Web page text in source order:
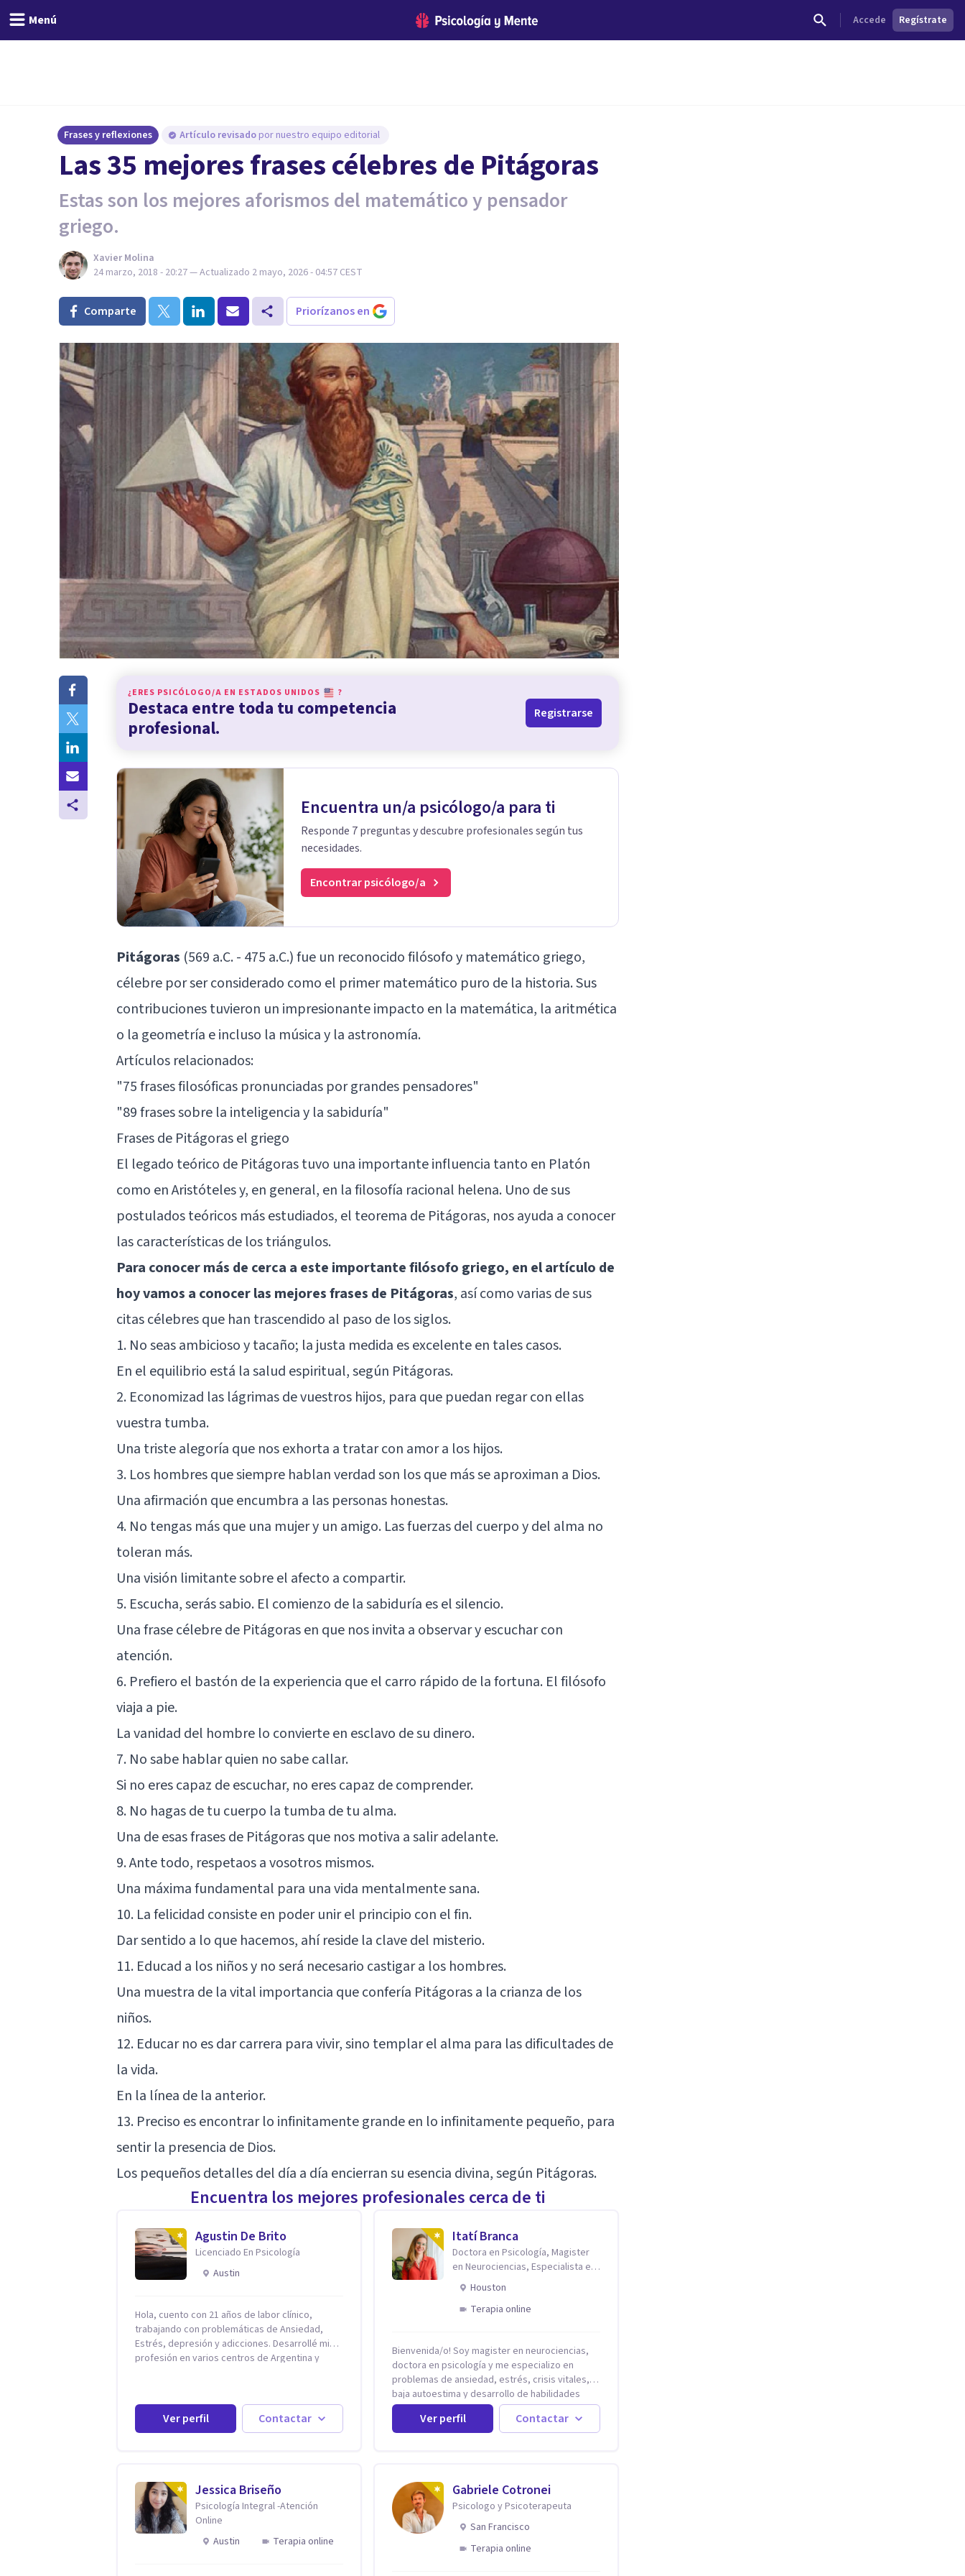
Menú Accede Regístrate
Frases y reflexiones Artículo revisado por nuestro equipo editorial
Las 35 mejores frases célebres de Pitágoras
Estas son los mejores aforismos del matemático y pensador
griego.
Xavier Molina
24 marzo, 2018 - 20:27— Actualizado 2 mayo, 2026 - 04:57 CEST
Comparte Priorízanos en
¿ERES PSICÓLOGO/A EN ESTADOS UNIDOS ?
Destaca entre toda tu competencia
profesional.
Registrarse
Encuentra un/a psicólogo/a para ti
Responde 7 preguntas y descubre profesionales según tus
necesidades.
Encontrar psicólogo/a
Pitágoras (569 a.C. - 475 a.C.) fue un reconocido filósofo y matemático griego,
célebre por ser considerado como el primer matemático puro de la historia. Sus
contribuciones tuvieron un impresionante impacto en la matemática, la aritmética
o la geometría e incluso la música y la astronomía.
Artículos relacionados:
"75 frases filosóficas pronunciadas por grandes pensadores"
"89 frases sobre la inteligencia y la sabiduría"
Frases de Pitágoras el griego
El legado teórico de Pitágoras tuvo una importante influencia tanto en Platón
como enAristótelesy, en general, en la filosofía racional helena. Uno de sus
postulados teóricos más estudiados, el teorema de Pitágoras, nos ayuda a conocer
las características de los triángulos.
Para conocer más de cerca a este importante filósofo griego, en el artículo de
hoy vamos a conocer las mejores frases de Pitágoras, así como varias de sus
citas célebres que han trascendido al paso de los siglos.
1. No seas ambicioso y tacaño; la justa medida es excelente en tales casos.
En el equilibrio está la salud espiritual, según Pitágoras.
2. Economizad las lágrimas de vuestros hijos, para que puedan regar con ellas
vuestra tumba.
Una triste alegoría que nos exhorta a tratar con amor a los hijos.
3. Los hombres que siempre hablan verdad son los que más se aproximan a Dios.
Una afirmación que encumbra a las personas honestas.
4. No tengas más que una mujer y un amigo. Las fuerzas del cuerpo y del alma no
toleran más.
Una visión limitante sobre el afecto a compartir.
5. Escucha, serás sabio. El comienzo de la sabiduría es el silencio.
Una frase célebre de Pitágoras en que nos invita a observar y escuchar con
atención.
6. Prefiero el bastón de la experiencia que el carro rápido de la fortuna. El filósofo
viaja a pie.
La vanidad del hombre lo convierte en esclavo de su dinero.
7. No sabe hablar quien no sabe callar.
Si no eres capaz de escuchar, no eres capaz de comprender.
8. No hagas de tu cuerpo la tumba de tu alma.
Una de esas frases de Pitágoras que nos motiva a salir adelante.
9. Ante todo, respetaos a vosotros mismos.
Una máxima fundamental para una vida mentalmente sana.
10. La felicidad consiste en poder unir el principio con el fin.
Dar sentido a lo que hacemos, ahí reside la clave del misterio.
11. Educad a los niños y no será necesario castigar a los hombres.
Una muestra de la vital importancia que confería Pitágoras a la crianza de los
niños.
12. Educar no es dar carrera para vivir, sino templar el alma para las dificultades de
la vida.
En la línea de la anterior.
13. Preciso es encontrar lo infinitamente grande en lo infinitamente pequeño, para
sentir la presencia de Dios.
Los pequeños detalles del día a día encierran su esencia divina, según Pitágoras.
Encuentra los mejores profesionales cerca de ti
Agustin De Brito
Licenciado En Psicología
Austin
Hola, cuento con 21 años de labor clínico,
trabajando con problemáticas de Ansiedad,
Estrés, depresión y adicciones. Desarrollé mi
profesión en varios centros de Argentina y
conductuales basadas en evidencia científica
con comprobados resultados. Los objetivos
terapéuticos están centrados en brindar
vida.
Ver perfil Contactar
Itatí Branca
Doctora en Psicología, Magister
en Neurociencias, Especialista en
ansiedad y mindfulness
Houston
Terapia online
Bienvenida/o! Soy magister en neurociencias,
doctora en psicología y me especializo en
problemas de ansiedad, estrés, crisis vitales,
baja autoestima y desarrollo de habilidades
para el bienestar emocional (acompaño además
problemáticas como la desregulación
emocional, tendencias perfeccionistas,
Ver perfil Contactar
Jessica Briseño
Psicología Integral -Atención
Online
Austin
Terapia online
Gabriele Cotronei
Psicologo y Psicoterapeuta
San Francisco
Terapia online